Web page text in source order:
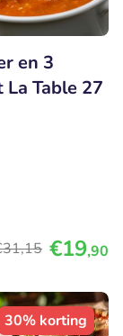
en 3
Table 27
,15 €19,90
30% korting